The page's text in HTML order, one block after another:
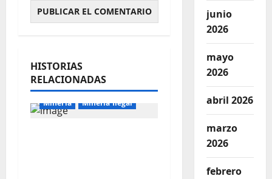
HISTORIAS
RELACIONADAS
Mineria Mineria Ilegal
junio
2026
mayo
2026
abril 2026
marzo
2026
febrero